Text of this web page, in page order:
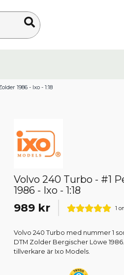
1986 - Ixo - 1:18
Volvo 240 Turbo - #1
1986 - Ixo - 1:18
989 kr 1
Volvo 240 Turbo med nummer 1
DTM Zolder Bergischer Löwe 1986.
tillverkare är Ixo Models.